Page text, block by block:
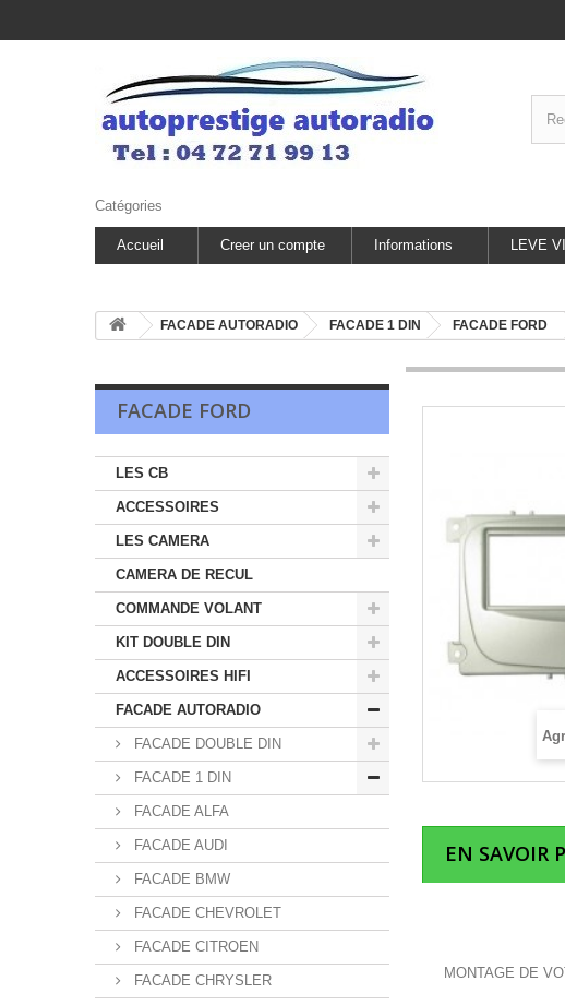
Catégories
Accueil Creer un compte Informations LEVE
FACADE AUTORADIO FACADE 1 DIN FACADE FORD
FACADE FORD
LES CB
ACCESSOIRES
LES CAMERA
CAMERA DE RECUL
COMMANDE VOLANT
KIT DOUBLE DIN
ACCESSOIRES HIFI
FACADE AUTORADIO
FACADE DOUBLE DIN
FACADE 1 DIN
FACADE ALFA
FACADE AUDI
FACADE BMW
FACADE CHEVROLET
FACADE CITROEN
FACADE CHRYSLER
EN SAVOIR
MONTAGE DE